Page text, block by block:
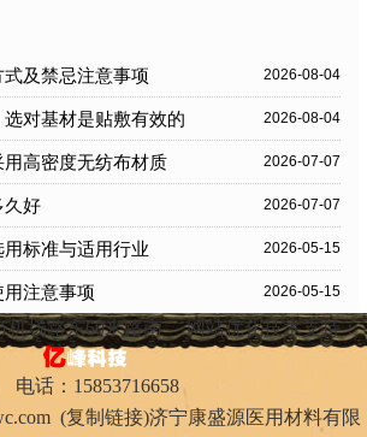
式及禁忌注意事项 2026-08-04
选对基材是贴敷有效的 2026-08-04
用高密度无纺布材质 2026-07-07
久好 2026-07-07
用标准与适用行业 2026-05-15
用注意事项 2026-05-15
机场路东60米路南 网站优化技术支持：
电话：15853716658
(复制链接)济宁康盛源医用材料有限